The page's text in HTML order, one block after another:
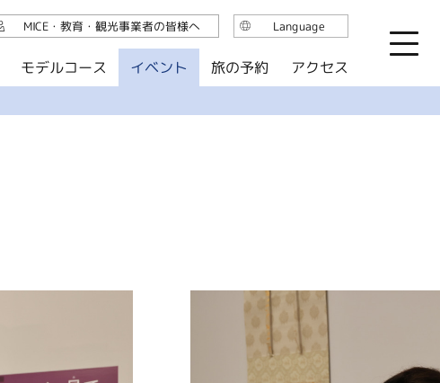
モデルコース イベント 旅の予約 アクセス
MICE・教育・観光事業者の皆様へ Language
English
简体中文